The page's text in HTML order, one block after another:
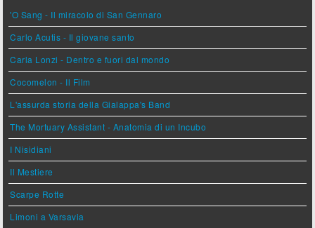
'O Sang - Il miracolo di San Gennaro
Carlo Acutis - Il giovane santo
Carla Lonzi - Dentro e fuori dal mondo
Cocomelon - Il Film
L'assurda storia della Gialappa's Band
The Mortuary Assistant - Anatomia di un Incubo
I Nisidiani
Il Mestiere
Scarpe Rotte
Limoni a Varsavia